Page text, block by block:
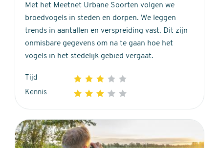
Met het Meetnet Urbane Soorten volgen we
broedvogels in steden en dorpen. We leggen
trends in aantallen en verspreiding vast. Dit zijn
onmisbare gegevens om na te gaan hoe het
vogels in het stedelijk gebied vergaat.
Tijd 1 2 3 4
3
5
stars
Kennis 1 2 3 4
out
of
5